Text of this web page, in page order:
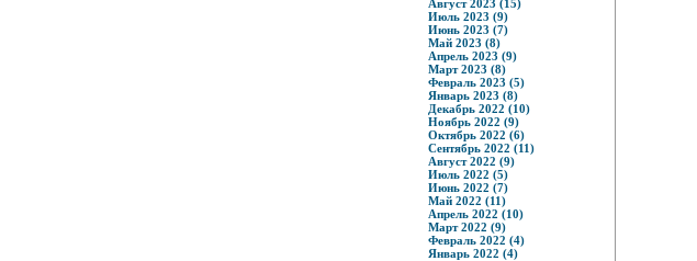
Август 2023 (15)
Июль 2023 (9)
Июнь 2023 (7)
Май 2023 (8)
Апрель 2023 (9)
Март 2023 (8)
Февраль 2023 (5)
Январь 2023 (8)
Декабрь 2022 (10)
Ноябрь 2022 (9)
Октябрь 2022 (6)
Сентябрь 2022 (11)
Август 2022 (9)
Июль 2022 (5)
Июнь 2022 (7)
Май 2022 (11)
Апрель 2022 (10)
Март 2022 (9)
Февраль 2022 (4)
Январь 2022 (4)